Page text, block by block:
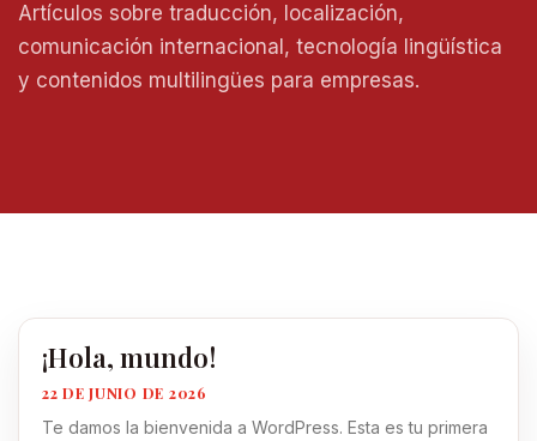
Artículos sobre traducción, localización,
comunicación internacional, tecnología lingüística
y contenidos multilingües para empresas.
¡Hola, mundo!
22 DE JUNIO DE 2026
Te damos la bienvenida a WordPress. Esta es tu primera